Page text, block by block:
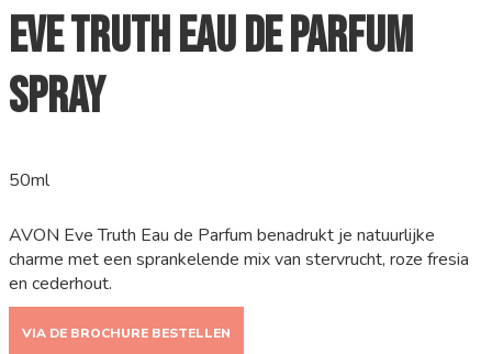
EVE Truth Eau de Parfum
Spray
50ml
AVON Eve Truth Eau de Parfum benadrukt je natuurlijke
charme met een sprankelende mix van stervrucht, roze fresia
en cederhout.
VIA DE BROCHURE BESTELLEN